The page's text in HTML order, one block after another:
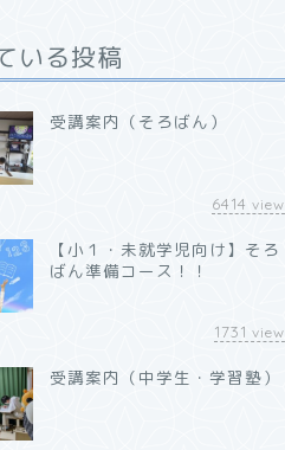
いる投稿
受講案内（そろばん）
6414 view
【小１・未就学児向け】そろ
ばん準備コース！！
1731 view
受講案内（中学生・学習塾）